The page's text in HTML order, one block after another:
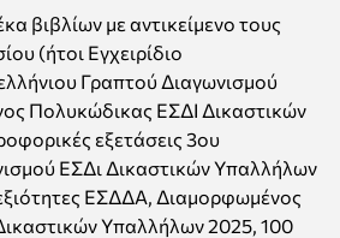
βιβλίων με αντικείμενο τους
(ήτοι Εγχειρίδιο
Γραπτού Διαγωνισμού
Πολυκώδικας ΕΣΔΙ Δικαστικών
εξετάσεις 3ου
ΕΣΔι Δικαστικών Υπαλλήλων
ΕΣΔΔΑ, Διαμορφωμένος
Υπαλλήλων 2025, 100